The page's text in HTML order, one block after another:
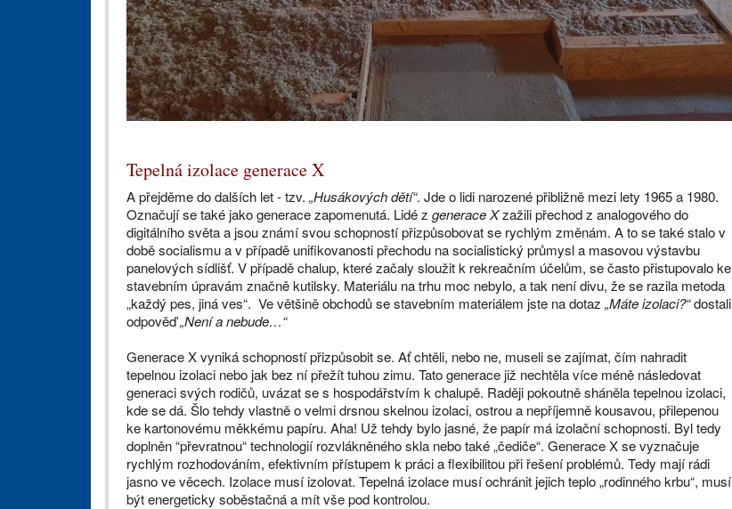
Tepelná izolace generace X
A přejděme do dalších let - tzv. „Husákových dětí“. Jde o lidi narozené přibližně mezi lety 1965 a 1980.
Označují se také jako generace zapomenutá. Lidé z generace Xzažili přechod z analogového do
digitálního světa a jsou známí svou schopností přizpůsobovat se rychlým změnám. A to se také stalo v
době socialismu a v případě unifikovanosti přechodu na socialistický průmysl a masovou výstavbu
panelových sídlišť. V případě chalup, které začaly sloužit k rekreačním účelům, se často přistupovalo ke
stavebním úpravám značně kutilsky. Materiálu na trhu moc nebylo, a tak není divu, že se razila metoda
„každý pes, jiná ves“. Ve většině obchodů se stavebním materiálem jste na dotaz „Máte izolaci?“dostali
odpověď„Není a nebude…“
Generace X vyniká schopností přizpůsobit se. Ať chtěli, nebo ne, museli se zajímat, čím nahradit
tepelnou izolaci nebo jak bez ní přežít tuhou zimu. Tato generace již nechtěla více méně následovat
generaci svých rodičů, uvázat se s hospodářstvím k chalupě. Raději pokoutně sháněla tepelnou izolaci,
kde se dá. Šlo tehdy vlastně o velmi drsnou skelnou izolaci, ostrou a nepříjemně kousavou, přilepenou
ke kartonovému měkkému papíru. Aha! Už tehdy bylo jasné, že papír má izolační schopnosti. Byl tedy
doplněn “převratnou“ technologií rozvlákněného skla nebo také „čediče“. Generace X se vyznačuje
rychlým rozhodováním, efektivním přístupem k práci a flexibilitou při řešení problémů. Tedy mají rádi
jasno ve věcech. Izolace musí izolovat. Tepelná izolace musí ochránit jejich teplo „rodinného krbu“, musí
být energeticky soběstačná a mít vše pod kontrolou.